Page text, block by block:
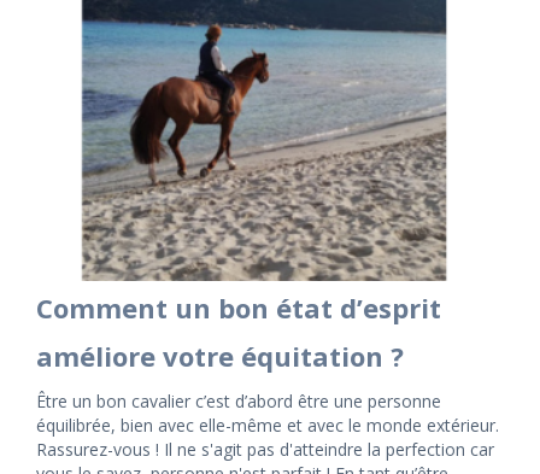
Comment un bon état d’esprit
améliore votre équitation ?
Être un bon cavalier c’est d’abord être une personne
équilibrée, bien avec elle-même et avec le monde extérieur.
Rassurez-vous ! Il ne s'agit pas d'atteindre la perfection car